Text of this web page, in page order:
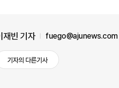
재빈 기자 fuego@ajunews.com
기자의 다른기사